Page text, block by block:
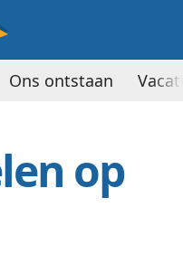
op
Ons ontstaan